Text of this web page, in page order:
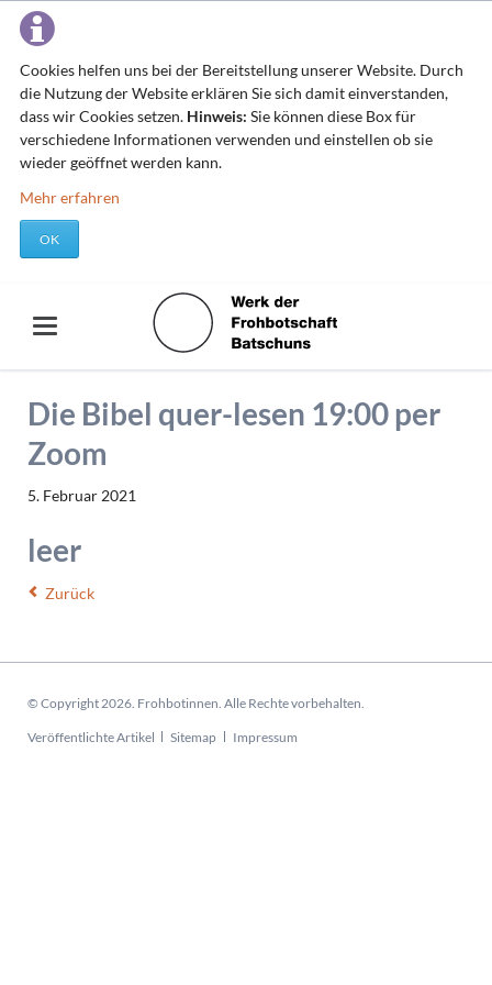
Cookies helfen uns bei der Bereitstellung unserer Website. Durch
die Nutzung der Website erklären Sie sich damit einverstanden,
dass wir Cookies setzen. Hinweis: Sie können diese Box für
verschiedene Informationen verwenden und einstellen ob sie
wieder geöffnet werden kann.
Mehr erfahren
OK
Die Bibel quer-lesen 19:00 per
Zoom
5. Februar 2021
leer
Zurück
© Copyright 2026. Frohbotinnen. Alle Rechte vorbehalten.
Navigation
Veröffentlichte Artikel Sitemap Impressum